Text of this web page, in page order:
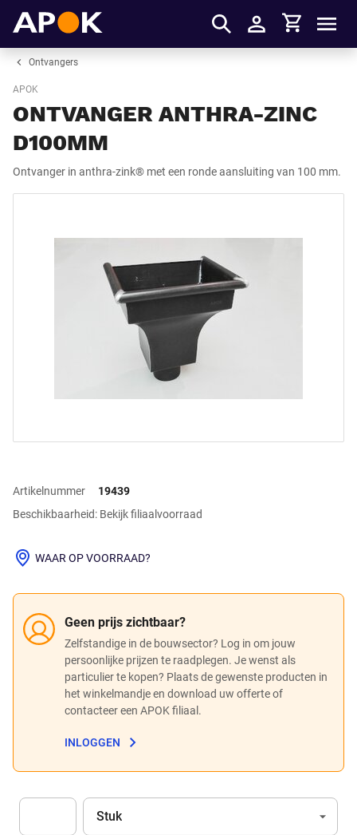
Inloggen
Winkelmandje
Ontvangers
APOK
ONTVANGER ANTHRA-ZINC
D100MM
Ontvanger in anthra-zink® met een ronde aansluiting van 100 mm.
Artikelnummer
19439
Beschikbaarheid: Bekijk filiaalvoorraad
Geen prijs zichtbaar?
Zelfstandige in de bouwsector? Log in om jouw
persoonlijke prijzen te raadplegen. Je wenst als
particulier te kopen? Plaats de gewenste producten in
het winkelmandje en download uw offerte of
contacteer een APOK filiaal.
INLOGGEN
WAAR OP VOORRAAD?
Eenheid
Stuk